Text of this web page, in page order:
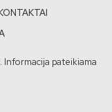
Informacija pateikiama